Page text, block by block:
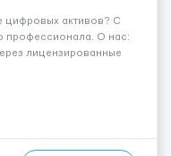
цифровых активов? С
профессионала. О нас:
лицензированные
сделок по чётким